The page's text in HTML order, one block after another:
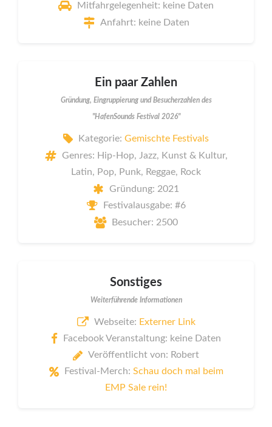
Mitfahrgelegenheit: keine Daten
Anfahrt: keine Daten
Ein paar Zahlen
Gründung, Eingruppierung und Besucherzahlen des
"HafenSounds Festival 2026"
Kategorie: Gemischte Festivals
Genres: Hip-Hop, Jazz, Kunst & Kultur,
Latin, Pop, Punk, Reggae, Rock
Gründung: 2021
Festivalausgabe: #6
Besucher: 2500
Sonstiges
Weiterführende Informationen
Webseite: Externer Link
Facebook Veranstaltung: keine Daten
Veröffentlicht von: Robert
Festival-Merch: Schau doch mal beim
EMP Sale rein!